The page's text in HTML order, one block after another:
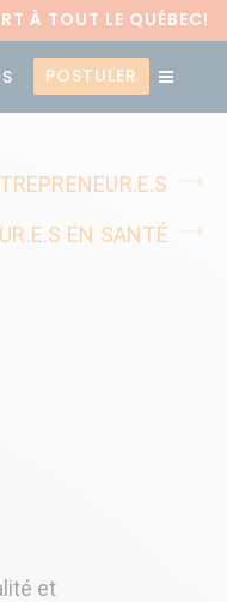
À TOUT LE QUÉBEC!
POSTULER
EN SANTÉ
et